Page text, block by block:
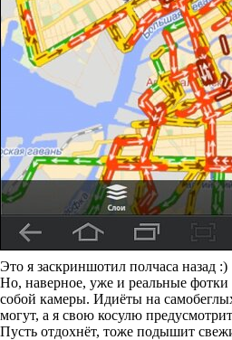
Это я заскриншотил полчаса назад :)
Но, наверное, уже и реальные фотки
собой камеры. Идиёты на
могут, а я свою косулю
Пусть отдохнёт, тоже подышит